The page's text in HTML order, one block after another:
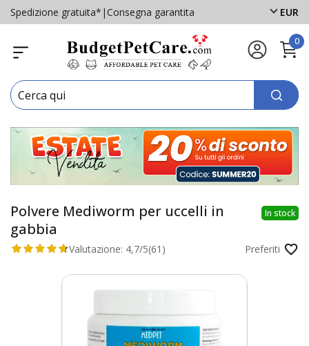
Spedizione gratuita* |Consegna garantita EUR
0
Polvere Mediworm per uccelli in
gabbia
In stock
Valutazione: 4,7/5(61) Preferiti